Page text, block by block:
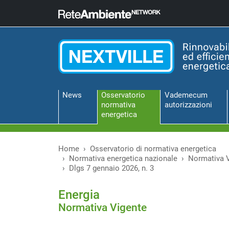
News
Osservatorio
normativa
energetica
Vademecum
autorizzazioni
Home
Osservatorio di normativa energetica
Normativa energetica nazionale
Normativa
Dlgs 7 gennaio 2026, n. 3
Energia
Normativa Vigente